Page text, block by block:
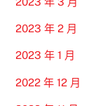
2023 年 2 月
2023 年 1 月
2022 年 12 月